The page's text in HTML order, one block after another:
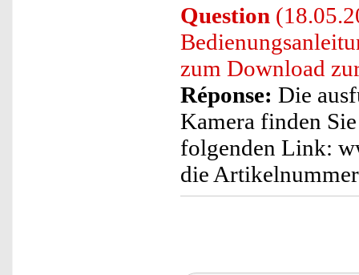
Question
zum Download
Réponse: Die
Kamera finden
folgenden Link:
die